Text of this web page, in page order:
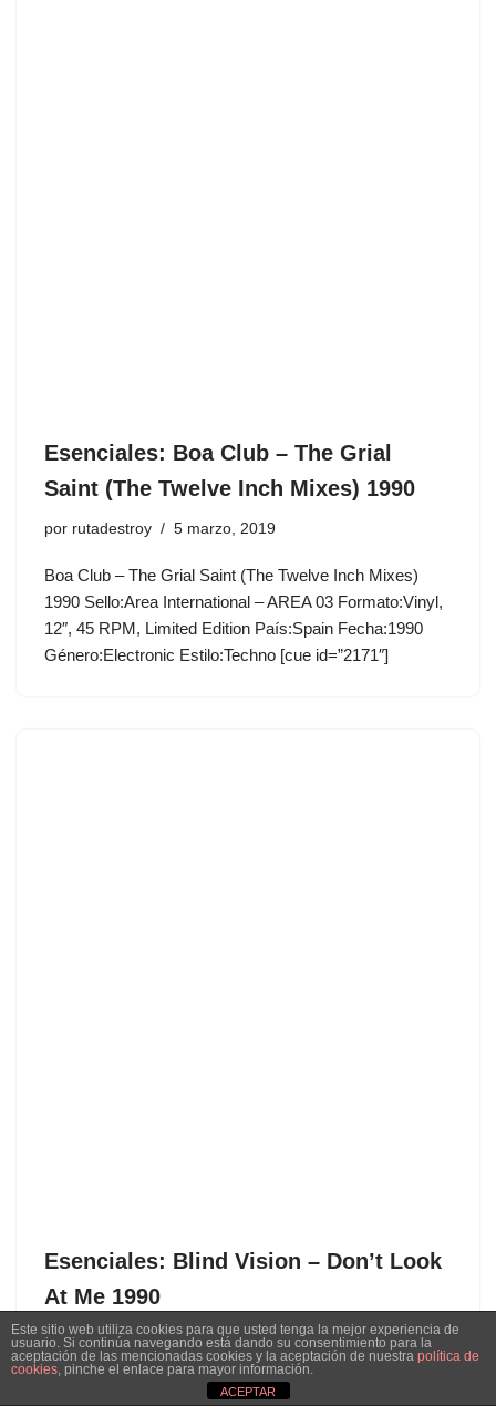
Esenciales: Boa Club ‎– The Grial
Saint (The Twelve Inch Mixes) 1990
por rutadestroy 5 marzo, 2019
Boa Club ‎– The Grial Saint (The Twelve Inch Mixes)
1990 Sello:Area International ‎– AREA 03 Formato:Vinyl,
12″, 45 RPM, Limited Edition País:Spain Fecha:1990
Género:Electronic Estilo:Techno [cue id=”2171″]
Esenciales: Blind Vision ‎– Don’t Look
At Me 1990
porrutadestroy 22 febrero, 2019
Blind Vision ‎– Don’t Look At Me Label:New Zone ‎– NEZ
Este sitio web utiliza cookies para que usted tenga la mejor experiencia de
usuario. Si continúa navegando está dando su consentimiento para la
aceptación de las mencionadas cookies y la aceptación de nuestra política de
cookies, pinche el enlace para mayor información.
ACEPTAR